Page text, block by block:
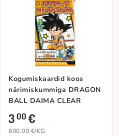
Kogumiskaardid koos
närimiskummiga DRAGON
BALL DAIMA CLEAR
300€
600.00 €/KG